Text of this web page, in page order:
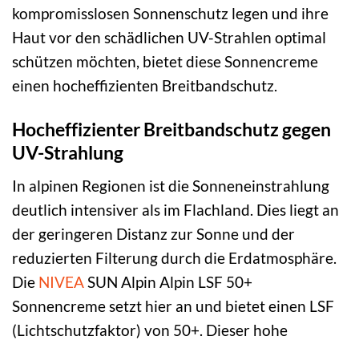
kompromisslosen Sonnenschutz legen und ihre
Haut vor den schädlichen UV-Strahlen optimal
schützen möchten, bietet diese Sonnencreme
einen hocheffizienten Breitbandschutz.
Hocheffizienter Breitbandschutz gegen
UV-Strahlung
In alpinen Regionen ist die Sonneneinstrahlung
deutlich intensiver als im Flachland. Dies liegt an
der geringeren Distanz zur Sonne und der
reduzierten Filterung durch die Erdatmosphäre.
Die NIVEA SUN Alpin Alpin LSF 50+
Sonnencreme setzt hier an und bietet einen LSF
(Lichtschutzfaktor) von 50+. Dieser hohe